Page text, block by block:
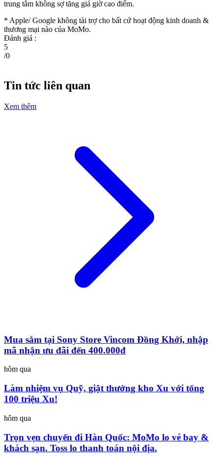
trung tâm không sợ tăng giá giờ cao điểm.
* Apple/ Google không tài trợ cho bất cứ hoạt động kinh doanh &
thương mại nào của MoMo.
Đánh giá :
5
/0
Tin tức liên quan
Xem thêm
Mua sắm tại Sony Store Vincom Đồng Khởi, nhập
mã nhận ưu đãi đến 400.000đ
hôm qua
Làm nhiệm vụ Quỹ, giật thưởng kho Xu với tổng
100 triệu Xu!
hôm qua
Trọn vẹn chuyến đi Hàn Quốc: MoMo lo vé bay &
khách sạn. Toss lo thanh toán nội địa.